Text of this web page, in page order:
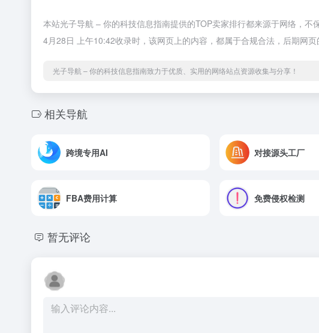
本站光子导航 – 你的科技信息指南提供的TOP卖家排行都来源于网络，
4月28日 上午10:42收录时，该网页上的内容，都属于合规合法，后期网
光子导航 – 你的科技信息指南致力于优质、实用的网络站点资源收集与分享！
相关导航
跨境专用AI 对接源头工厂
FBA费用计算 免费侵权检测
暂无评论